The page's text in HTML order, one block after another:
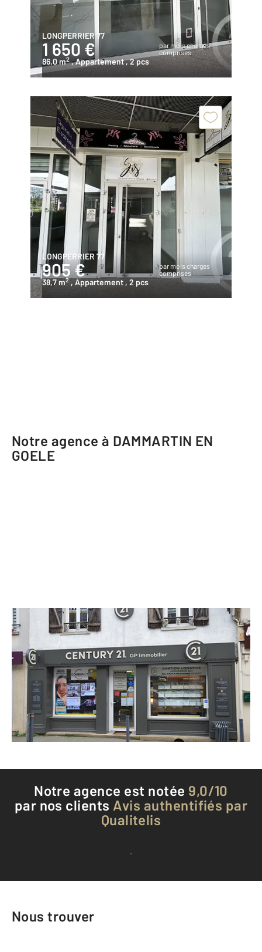
LONGPERRIER 77
1 650 €
par mois charges
comprises
86,0 m2 , Appartement, 2 pcs
LONGPERRIER 77
905 €
par mois charges
comprises
38,7 m2 , Appartement , 2 pcs
Notre agence à DAMMARTIN EN
GOELE
CENTURY 21 GP Immobilier
133 rue du Général de Gaulle
DAMMARTIN EN GOELE - 77230
Envoyer un message
Téléphoner à l'agence
Notre agence est notée 9,0/10
par nos clients Avis authentifiés par
Qualitelis
Voir tous les avis clients
Nous trouver